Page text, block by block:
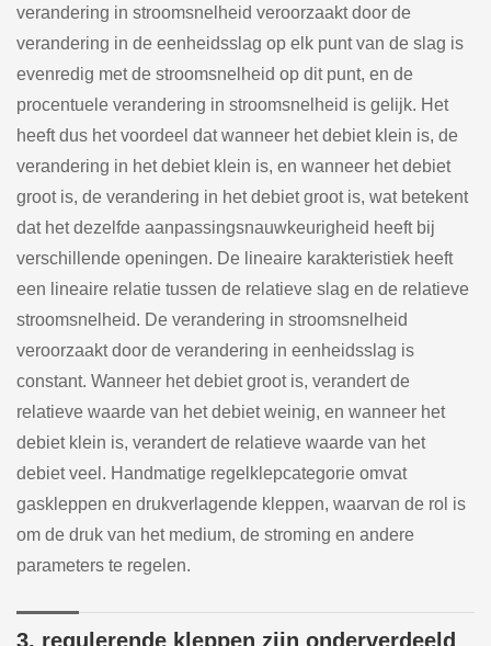
verandering in stroomsnelheid veroorzaakt door de
verandering in de eenheidsslag op elk punt van de slag is
evenredig met de stroomsnelheid op dit punt, en de
procentuele verandering in stroomsnelheid is gelijk. Het
heeft dus het voordeel dat wanneer het debiet klein is, de
verandering in het debiet klein is, en wanneer het debiet
groot is, de verandering in het debiet groot is, wat betekent
dat het dezelfde aanpassingsnauwkeurigheid heeft bij
verschillende openingen. De lineaire karakteristiek heeft
een lineaire relatie tussen de relatieve slag en de relatieve
stroomsnelheid. De verandering in stroomsnelheid
veroorzaakt door de verandering in eenheidsslag is
constant. Wanneer het debiet groot is, verandert de
relatieve waarde van het debiet weinig, en wanneer het
debiet klein is, verandert de relatieve waarde van het
debiet veel. Handmatige regelklepcategorie omvat
gaskleppen en drukverlagende kleppen, waarvan de rol is
om de druk van het medium, de stroming en andere
parameters te regelen.
3. regulerende kleppen zijn onderverdeeld